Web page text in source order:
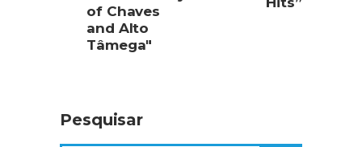
of Chaves
and Alto
Tâmega"
Pesquisar